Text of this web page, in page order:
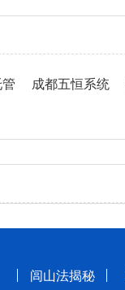
成都五恒系统
闾山法揭秘